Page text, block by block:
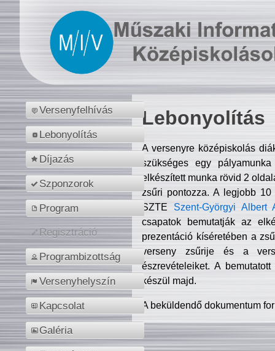
Versenyfelhívás
Lebonyolítás
Díjazás
Szponzorok
Program
Regisztráció
Programbizottság
Versenyhelyszín
Kapcsolat
Galéria
Lebonyolítás
A versenyre középiskolás
szükséges egy
elkészített munka rövid 2
zsűri pontozza. A legjobb
SZTE Szent-Györgyi Albert
csapatok bemutatják az
prezentáció kíséretében a
verseny zsűrije és a
észrevételeiket. A
készül majd.
A beküldendő dokumentum